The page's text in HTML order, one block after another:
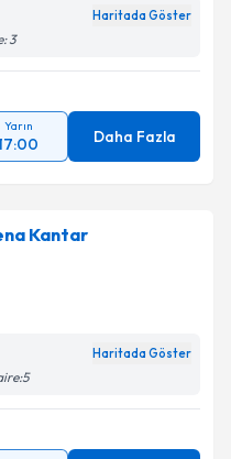
Haritada Göster
3
Yarın
Daha Fazla
Kantar
Haritada Göster